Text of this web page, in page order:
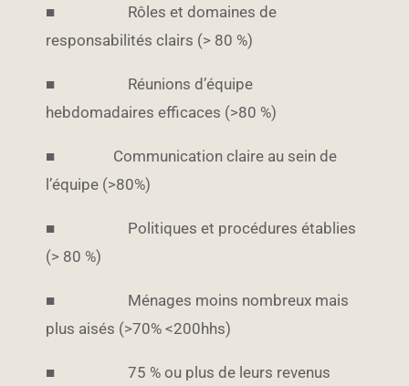
■ Rôles et domaines de
responsabilités clairs (> 80 %)
■ Réunions d’équipe
hebdomadaires efficaces (>80 %)
■ Communication claire au sein de
l’équipe (>80%)
■ Politiques et procédures établies
(> 80 %)
■ Ménages moins nombreux mais
plus aisés (>70% <200hhs)
■ 75 % ou plus de leurs revenus